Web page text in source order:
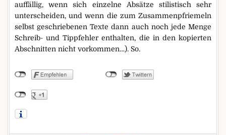
auffällig, wenn sich einzelne Absätze stilistisch sehr
unterscheiden, und wenn die zum Zusammenpfriemeln
selbst geschriebenen Texte dann auch noch jede Menge
Schreib- und Tippfehler enthalten, die in den kopierten
Abschnitten nicht vorkommen…). So.